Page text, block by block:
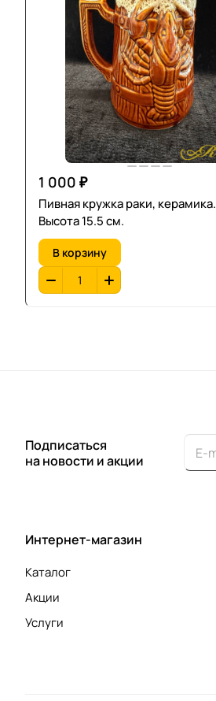
1 000 ₽
Пивная кружка раки, керамика.
Высота 15.5 см.
В корзину
Подписаться
на новости и акции
Интернет-магазин
Каталог
Акции
Услуги